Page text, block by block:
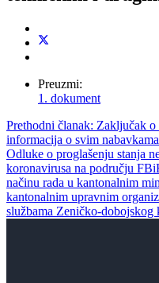
Preuzmi:
1. dokument
Prethodni članak: Zaključak
informacija o svim
Odluke o proglašenju stanja
koronavirusa na području
načinu rada u kantonalnim
kantonalnim upravnim
službama Zeničko-dobojskog